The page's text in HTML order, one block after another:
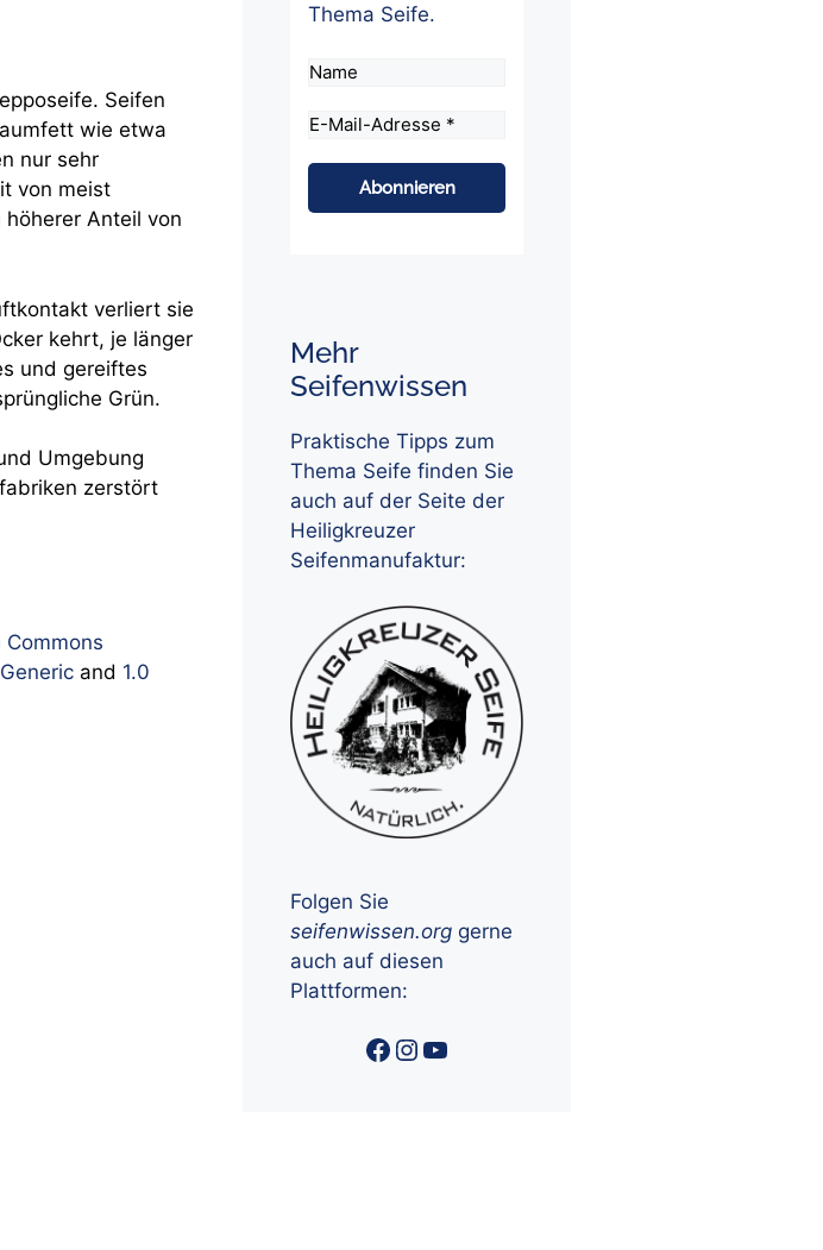
Seifen
wie etwa
nur sehr
von meist
Anteil von
verliert sie
kehrt, je länger
und gereiftes
Grün.
Umgebung
zerstört
Commons
and 1.0
Thema Seife.
E-
Adresse
*
Mehr
Seifenwissen
Praktische Tipps zum
Thema Seife finden Sie
auch auf der Seite der
Heiligkreuzer
Seifenmanufaktur:
Folgen Sie
seifenwissen.org gerne
auch auf diesen
Plattformen:
Facebook
Instagram
YouTube